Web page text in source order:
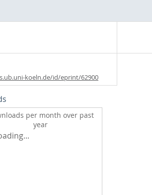
koeln.de/id/eprint/62900
per month over past
year